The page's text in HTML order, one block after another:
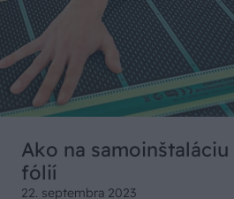
Ako na
fólií
22. septembra 2023